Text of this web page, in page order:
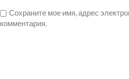
Сохраните мое имя, адрес
комментария.